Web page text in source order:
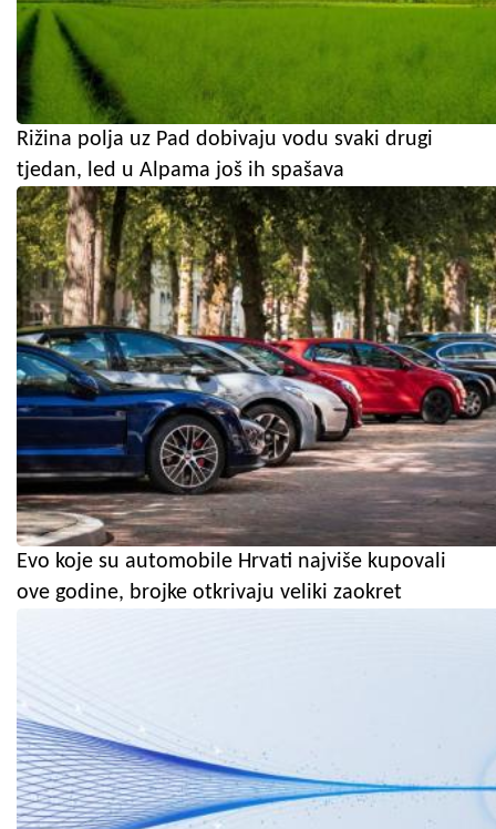
Rižina polja uz Pad dobivaju vodu svaki drugi
tjedan, led u Alpama još ih spašava
Evo koje su automobile Hrvati najviše kupovali
ove godine, brojke otkrivaju veliki zaokret